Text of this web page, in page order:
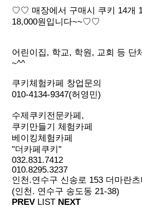
♡♡ 매장에서 구매시 쿠키 14개
18,000원입니다~~♡♡
어린이집, 학교, 학원, 교회 등 단
~^^
쿠키체험카페 창업문의
010-4134-9347(허영민)
수제쿠키전문카페,
쿠키만들기 체험카페
베이킹체험카페
"더카페쿠키"
032.831.7412
010.8295.3237
인천.연수구 신송로 153 더마란
(인천. 연수구 송도동 21-38)
PREV LIST NEXT